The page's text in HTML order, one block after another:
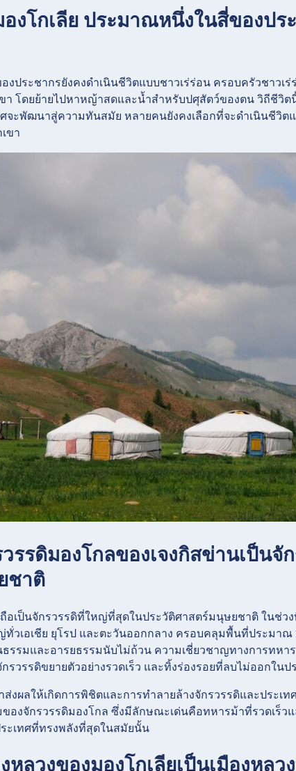
องโกเลีย ประมาณหนึ่งในสี่ของปร
งประชากรยังคงดำเนินชีวิตแบบชาวเร่ร่อน ครอบครัวชาวเ
า โดยย้ายไปหาหญ้าสดและน้ำสำหรับปศุสัตว์ของตน วิถีชีวิ
จะพัฒนาสู่ความทันสมัย หลายคนยังคงเลือกที่จะดำเนินชีวิ
ขา
วรรดิมองโกลของเจงกิสข่านเป็น
ชาติ
อเป็นจักรวรรดิที่ใหญ่ที่สุดในประวัติศาสตร์มนุษยชาติ ในช่ว
วเอเชีย ยุโรป และตะวันออกกลาง ครอบคลุมพื้นที่ประมา
รรมและอารยธรรมนับไม่ถ้วน ความเชี่ยวชาญทางการทหา
รวรรดิขยายตัวอย่างรวดเร็ว และทิ้งร่องรอยที่ลบไม่ออกในป
งผลให้เกิดการพิชิตและการทำลายล้างจักรวรรดิและประเ
ของจักรวรรดิมองโกล ซึ่งมีลักษณะเด่นคือทหารม้าที่รวดเร็ว
ะเทศที่ทรงพลังที่สุดในสมัยนั้น
หลวงของมองโกเลียเป็นเมืองหล